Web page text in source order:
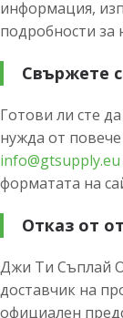
информация,
подробности за
Свържете
Готови ли сте
нужда от
info@gtsupply.eu
форматата на
Отказ от
Джи Ти Съплай
доставчик на
официален